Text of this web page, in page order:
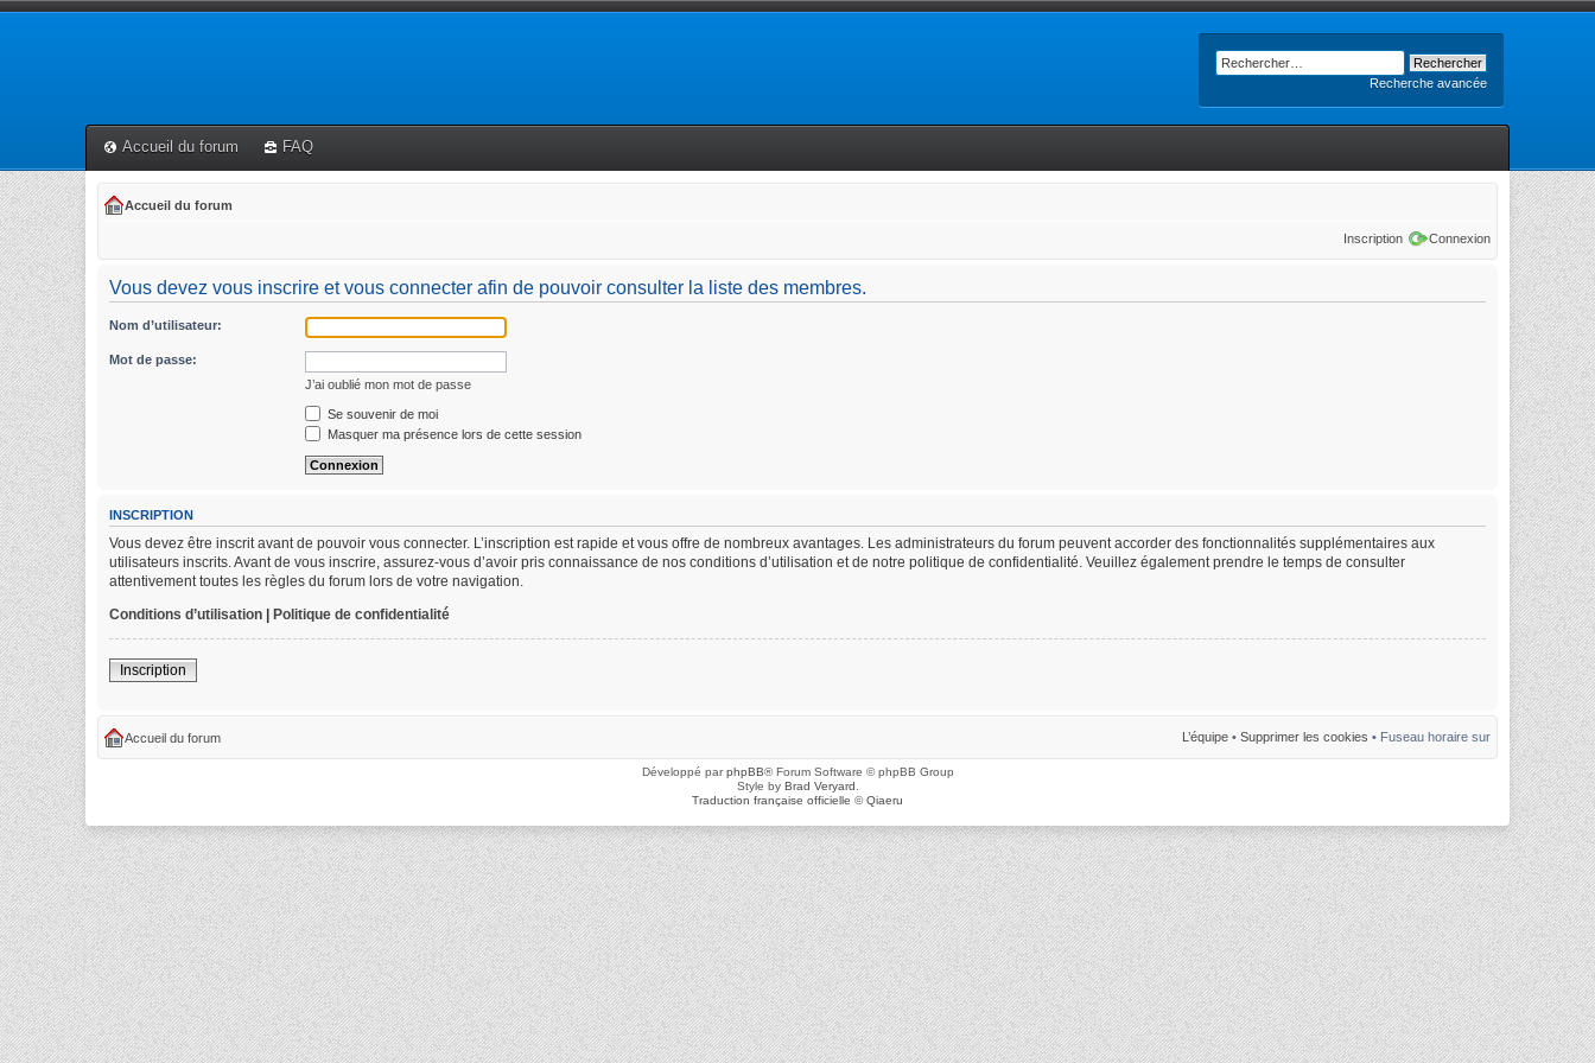
Recherche avancée
Accueil du forum FAQ
Accueil du forum
Inscription Connexion
Vous devez vous inscrire et vous connecter afin de pouvoir consulter la liste des membres.
Nom d’utilisateur:
Mot de passe:
J’ai oublié mon mot de passe
Se souvenir de moi
Masquer ma présence lors de cette session
INSCRIPTION
Vous devez être inscrit avant de pouvoir vous connecter. L’inscription est rapide et vous offre de nombreux avantages. Les administrateurs du forum peuvent accorder des fonctionnalités supplémentaires aux
utilisateurs inscrits. Avant de vous inscrire, assurez-vous d’avoir pris connaissance de nos conditions d’utilisation et de notre politique de confidentialité. Veuillez également prendre le temps de consulter
attentivement toutes les règles du forum lors de votre navigation.
Conditions d’utilisation | Politique de confidentialité
Inscription
Accueil du forum L’équipe • Supprimer les cookies • Fuseau horaire sur
Développé parphpBB® Forum Software © phpBB Group
Style by Brad Veryard
Traduction française officielle ©Qiaeru